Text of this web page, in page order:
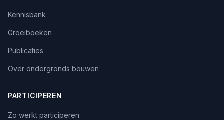
Kennisbank
Groeiboeken
Publicaties
Over ondergronds bouwen
PARTICIPEREN
Zo werkt participeren